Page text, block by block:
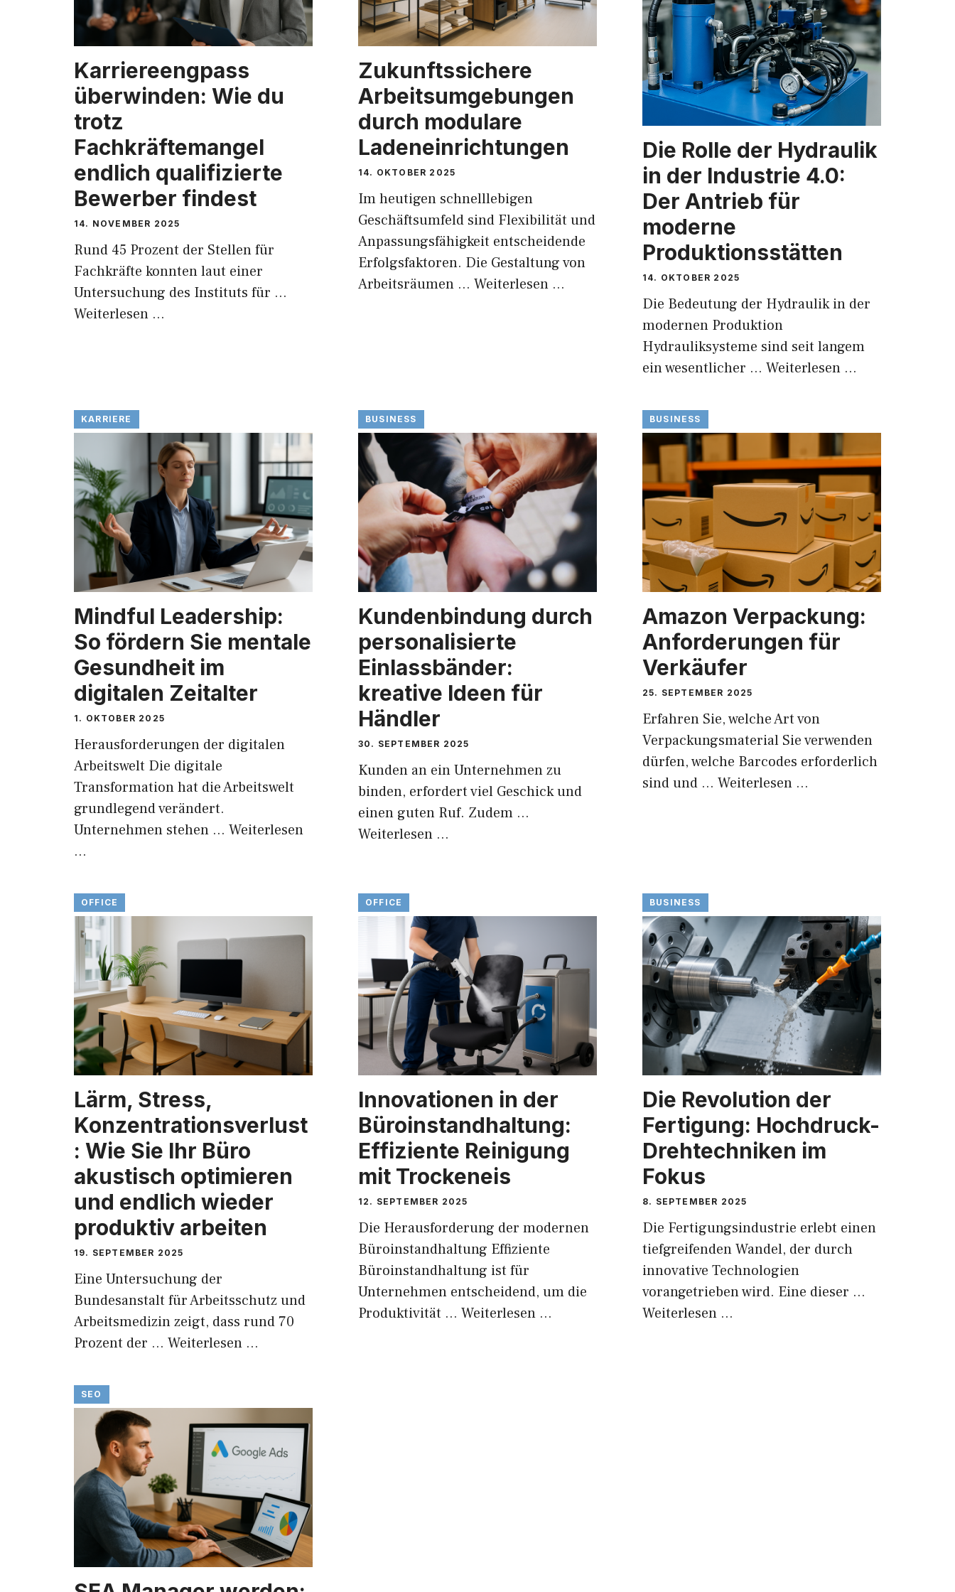
Karriereengpass
überwinden: Wie du
trotz
Fachkräftemangel
endlich qualifizierte
Bewerber findest
14. NOVEMBER 2025
Rund 45 Prozent der Stellen für
Fachkräfte konnten laut einer
Untersuchung des Instituts für …
Weiterlesen …
Zukunftssichere
Arbeitsumgebungen
durch modulare
Ladeneinrichtungen
14. OKTOBER 2025
Im heutigen schnelllebigen
Geschäftsumfeld sind Flexibilität und
Anpassungsfähigkeit entscheidende
Erfolgsfaktoren. Die Gestaltung von
Arbeitsräumen … Weiterlesen …
Die Rolle der Hydraulik
in der Industrie 4.0:
Der Antrieb für
moderne
Produktionsstätten
14. OKTOBER 2025
Die Bedeutung der Hydraulik in der
modernen Produktion
Hydrauliksysteme sind seit langem
ein wesentlicher … Weiterlesen …
KARRIERE
Mindful Leadership:
So fördern Sie mentale
Gesundheit im
digitalen Zeitalter
1. OKTOBER 2025
Herausforderungen der digitalen
Arbeitswelt Die digitale
Transformation hat die Arbeitswelt
grundlegend verändert.
Unternehmen stehen … Weiterlesen
…
BUSINESS
Kundenbindung durch
personalisierte
Einlassbänder:
kreative Ideen für
Händler
30. SEPTEMBER 2025
Kunden an ein Unternehmen zu
binden, erfordert viel Geschick und
einen guten Ruf. Zudem …
Weiterlesen …
BUSINESS
Amazon Verpackung:
Anforderungen für
Verkäufer
25. SEPTEMBER 2025
Erfahren Sie, welche Art von
Verpackungsmaterial Sie verwenden
dürfen, welche Barcodes erforderlich
sind und … Weiterlesen …
OFFICE
Lärm, Stress,
Konzentrationsverlust
: Wie Sie Ihr Büro
akustisch optimieren
und endlich wieder
produktiv arbeiten
19. SEPTEMBER 2025
Eine Untersuchung der
Bundesanstalt für Arbeitsschutz und
Arbeitsmedizin zeigt, dass rund 70
Prozent der … Weiterlesen …
OFFICE
Innovationen in der
Büroinstandhaltung:
Effiziente Reinigung
mit Trockeneis
12. SEPTEMBER 2025
Die Herausforderung der modernen
Büroinstandhaltung Effiziente
Büroinstandhaltung ist für
Unternehmen entscheidend, um die
Produktivität … Weiterlesen …
BUSINESS
Die Revolution der
Fertigung: Hochdruck-
Drehtechniken im
Fokus
8. SEPTEMBER 2025
Die Fertigungsindustrie erlebt einen
tiefgreifenden Wandel, der durch
innovative Technologien
vorangetrieben wird. Eine dieser …
Weiterlesen …
SEO